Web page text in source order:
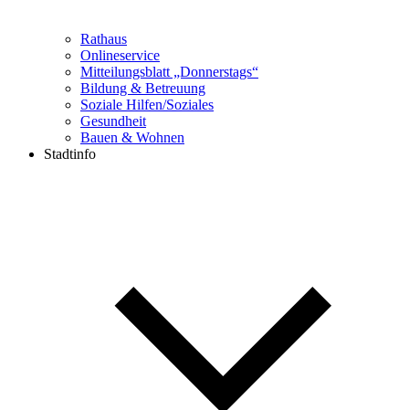
Rathaus
Onlineservice
Mitteilungsblatt „Donnerstags“
Bildung & Betreuung
Soziale Hilfen/Soziales
Gesundheit
Bauen & Wohnen
Stadtinfo